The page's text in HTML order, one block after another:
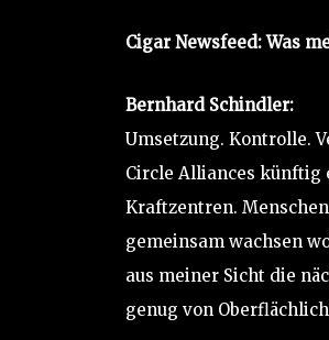
Cigar Newsfeed: Was
Bernhard Schindler:
Umsetzung. Kontrolle.
Circle Alliances künftig
Kraftzentren.
gemeinsam wachsen
aus meiner Sicht die
genug von